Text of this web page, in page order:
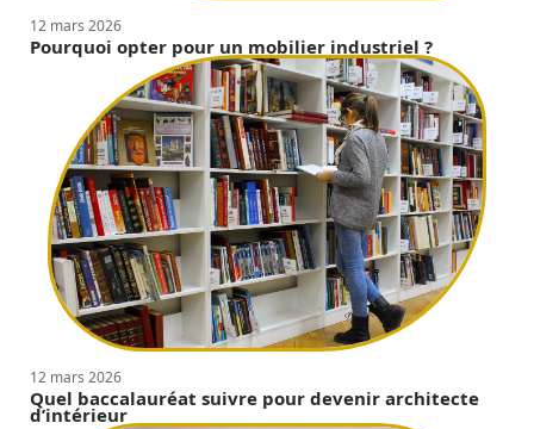
12 mars 2026
Pourquoi opter pour un mobilier industriel ?
12 mars 2026
Quel baccalauréat suivre pour devenir architecte
d’intérieur